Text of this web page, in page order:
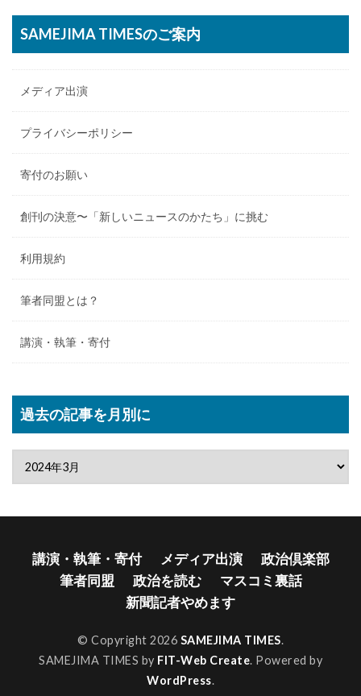
SAMEJIMA TIMESのご案内
メディア出演
プライバシーポリシー
寄付のお願い
創刊の決意〜「新しいニュースのかたち」に挑む
利用規約
筆者同盟とは？
講演・執筆・寄付
過去の記事を月別に
講演・執筆・寄付 メディア出演
政治倶楽部
筆者同盟
政治を読む
マスコミ裏話
新聞記者やめます
© Copyright 2026 SAMEJIMA TIMES.
SAMEJIMA TIMES by FIT-Web Create. Powered by
WordPress.